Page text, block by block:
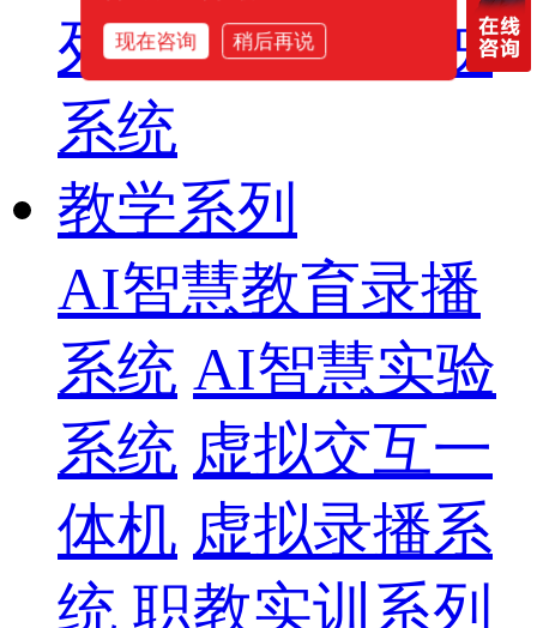
列 智慧影片放映
系统
教学系列
AI智慧教育录播
系统 AI智慧实验
系统 虚拟交互一
体机 虚拟录播系
统 职教实训系列
现在咨询 稍后再说